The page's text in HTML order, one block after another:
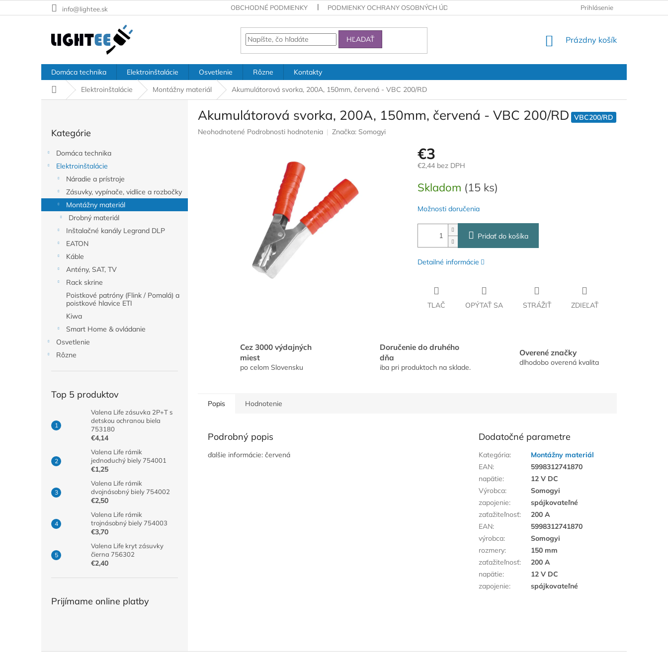
na
info@lightee.sk OBCHODNÉ PODMIENKY PODMIENKY OCHRANY OSOBNÝCH ÚDAJOV Prihlásenie
HĽADAŤ
NÁKUPNÝ
Prázdny košík
Domáca technika Elektroinštalácie Osvetlenie Rôzne
Kontakty
DomovElektroinštalácie Montážny materiál Akumulátorová svorka, 200A, 150mm, červená - VBC 200/RD
kategórie
Kategórie
Domáca technika
Elektroinštalácie
Náradie a prístroje
Zásuvky, vypínače, vidlice a rozbočky
Montážny materiál
Drobný materiál
Inštalačné kanály Legrand DLP
EATON
Káble
Antény, SAT, TV
Rack skrine
Poistkové patróny (Flink / Pomalá) a
poistkové hlavice ETI
Kiwa
Smart Home & ovládanie
Osvetlenie
Rôzne
Top 5 produktov
Valena Life zásuvka 2P+T s
detskou ochranou biela
753180
€4,14
Valena Life rámik
jednoduchý biely 754001
€1,25
Valena Life rámik
dvojnásobný biely 754002
€2,50
Valena Life rámik
trojnásobný biely 754003
€3,70
Valena Life kryt zásuvky
čierna 756302
€2,40
Prijímame online platby
Akumulátorová svorka, 200A, 150mm, červená - VBC 200/RD
VBC200/RD
Priemerné
Neohodnotené Podrobnosti hodnotenia Značka: Somogyi
€3
€2,44 bez DPH
cena:
Skladom (15 ks)
Možnosti doručenia
Pridať do košíka
Detailné informácie
TLAČ OPÝTAŤ SA STRÁŽIŤ ZDIEĽAŤ
Cez 3000 výdajných
miest
po celom Slovensku
Doručenie do druhého
dňa
iba pri produktoch na sklade.
Overené značky
dlhodobo overená kvalita
Popis Hodnotenie
Podrobný popis
ďalšie informácie: červená
Dodatočné parametre
Kategória:
Montážny materiál
EAN:
5998312741870
napätie:
12 V DC
Výrobca:
Somogyi
zapojenie:
spájkovateľné
zaťažiteľnosť:
200 A
EAN:
5998312741870
výrobca:
Somogyi
rozmery:
150 mm
zaťažiteľnosť:
200 A
napätie:
12 V DC
zapojenie: spájkovateľné